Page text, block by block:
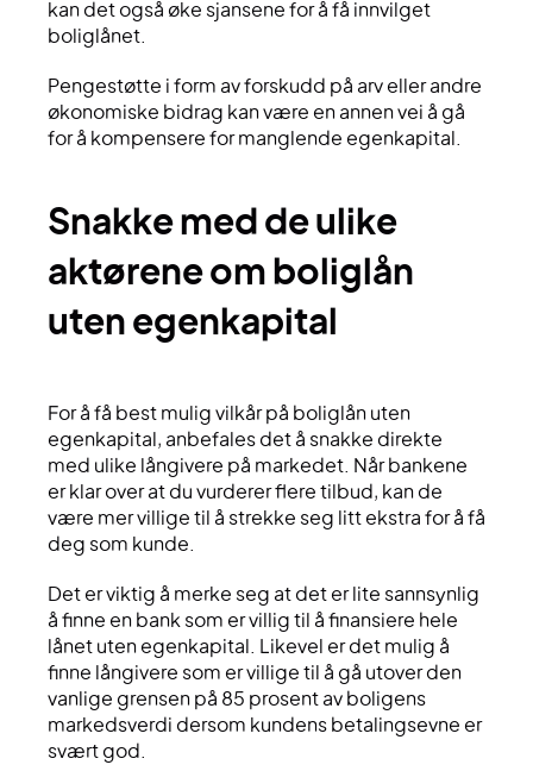
kan det også øke sjansene for å få innvilget
boliglånet.
Pengestøtte i form av forskudd på arv eller andre
økonomiske bidrag kan være en annen vei å gå
for å kompensere for manglende egenkapital.
snakke med de ulike
aktørene om boliglån
uten egenkapital
For å få best mulig vilkår på boliglån uten
egenkapital, anbefales det å snakke direkte
med ulike långivere på markedet. Når bankene
er klar over at du vurderer flere tilbud, kan de
være mer villige til å strekke seg litt ekstra for å få
deg som kunde.
Det er viktig å merke seg at det er lite sannsynlig
å finne en bank som er villig til å finansiere hele
lånet uten egenkapital. Likevel er det mulig å
finne långivere som er villige til å gå utover den
vanlige grensen på 85 prosent av boligens
markedsverdi dersom kundens betalingsevne er
svært god.